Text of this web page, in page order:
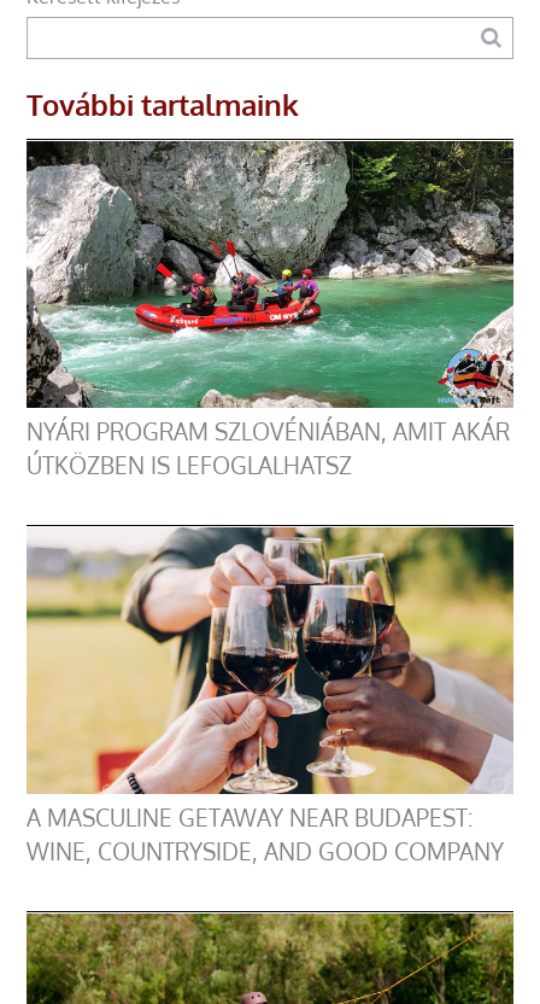
További tartalmaink
NYÁRI PROGRAM SZLOVÉNIÁBAN, AMIT AKÁR
ÚTKÖZBEN IS LEFOGLALHATSZ
A MASCULINE GETAWAY NEAR BUDAPEST:
WINE, COUNTRYSIDE, AND GOOD COMPANY